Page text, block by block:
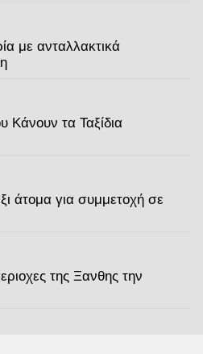
με ανταλλακτικά
Κάνουν τα Ταξίδια
άτομα για συμμετοχή σε
της Ξανθης την